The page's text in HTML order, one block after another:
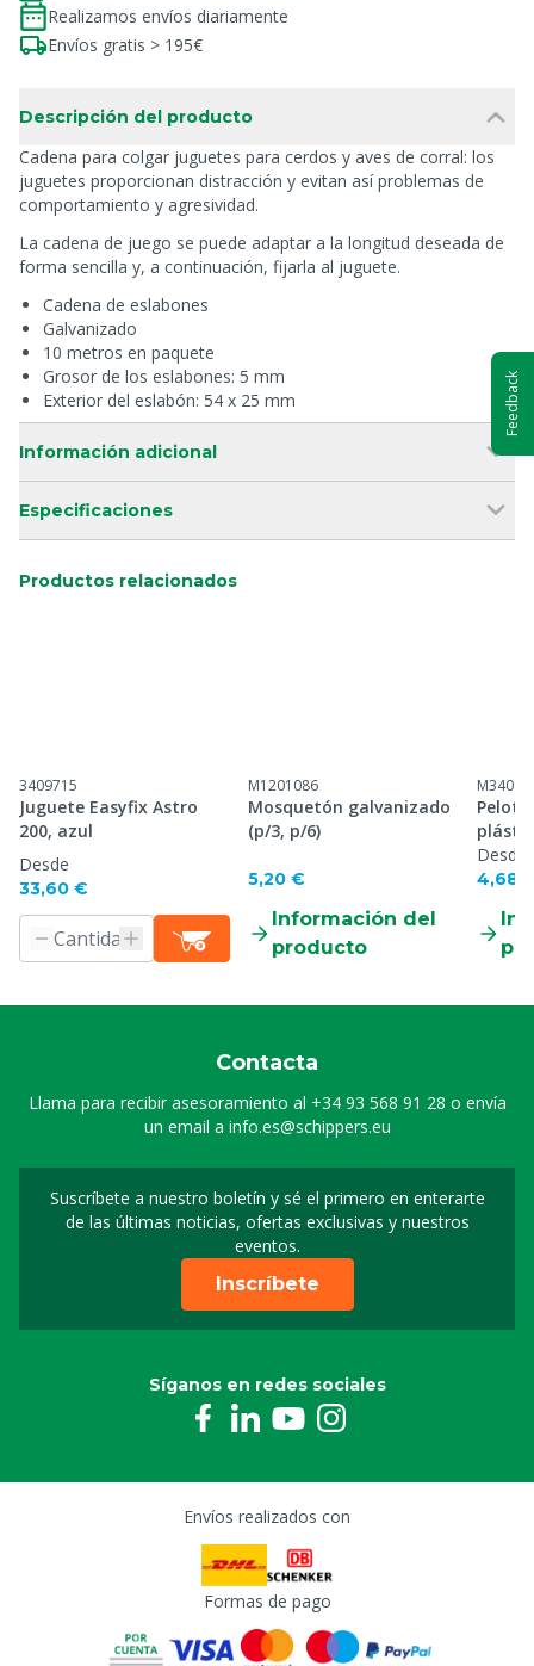
Realizamos envíos diariamente
Envíos gratis > 195€
Descripción del producto
Cadena para colgar juguetes para cerdos y aves de corral: los
juguetes proporcionan distracción y evitan así problemas de
comportamiento y agresividad.
La cadena de juego se puede adaptar a la longitud deseada de
forma sencilla y, a continuación, fijarla al juguete.
Cadena de eslabones
Galvanizado
10 metros en paquete
Grosor de los eslabones: 5 mm
Exterior del eslabón: 54 x 25 mm
Información adicional
Especificaciones
Productos relacionados
3409715
Juguete Easyfix Astro
200, azul
Desde
33,60 €
M1201086
Mosquetón galvanizado
(p/3, p/6)
5,20 €
Información del
producto
Desde
4,68
Contacta
Llama para recibir asesoramiento al +34 93 568 91 28 o envía
un email a info.es@schippers.eu
Suscríbete a nuestro boletín y sé el primero en enterarte
de las últimas noticias, ofertas exclusivas y nuestros
eventos.
Suscripción a nuestro
Inscríbete
Síganos en redes sociales
Envíos realizados con
Formas de pago
Feedback